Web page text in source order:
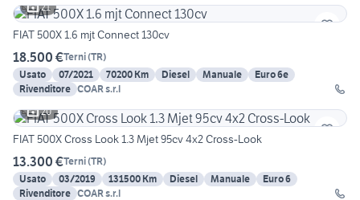
21
FIAT 500X 1.6 mjt Connect 130cv
18.500 €Terni(TR)
Usato
07/2021 70200 Km Diesel Manuale
Euro 6e
Rivenditore COAR s.r.l
20
FIAT 500X Cross Look 1.3 Mjet 95cv 4x2 Cross-Look
13.300 €Terni(TR)
Usato
03/2019 131500 Km Diesel Manuale
Euro 6
Rivenditore COAR s.r.l